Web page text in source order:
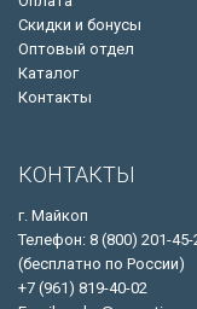
Скидки и бонусы
Оптовый отдел
Каталог
Контакты
КОНТАКТЫ
г. Майкоп
Телефон: 8 (800) 201-45-
(бесплатно по России)
+7 (961) 819-40-02